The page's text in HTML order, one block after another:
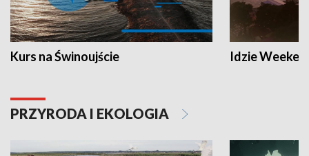
Kurs na Świnoujście Idzie
PRZYRODA I EKOLOGIA